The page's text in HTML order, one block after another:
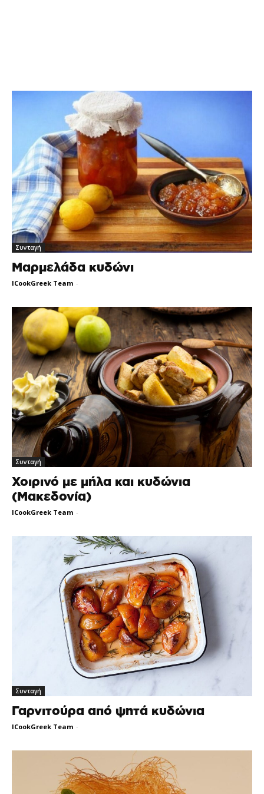
Συνταγή
Μαρμελάδα κυδώνι
ICookGreek Team -
Συνταγή
Χοιρινό με μήλα και κυδώνια
(Μακεδονία)
ICookGreek Team -
Συνταγή
Γαρνιτούρα από ψητά κυδώνια
ICookGreek Team -